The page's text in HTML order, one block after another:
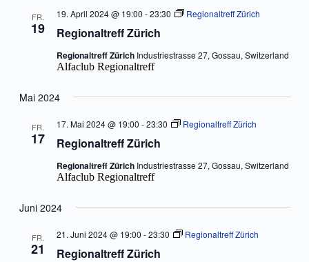
FR.
19 Regionaltreff Zürich
19. April 2024 @ 19:00 -23:30 Regionaltreff Zürich
Regionaltreff Zürich Industriestrasse 27, Gossau, Switzerland
Alfaclub Regionaltreff
Mai 2024
FR.
17 Regionaltreff Zürich
17. Mai 2024 @ 19:00 -23:30 Regionaltreff Zürich
Regionaltreff Zürich Industriestrasse 27, Gossau, Switzerland
Alfaclub Regionaltreff
Juni 2024
FR.
21 Regionaltreff Zürich
21. Juni 2024 @ 19:00 -23:30 Regionaltreff Zürich